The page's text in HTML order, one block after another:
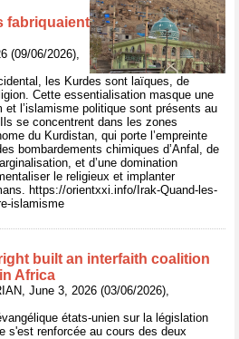
fabriquaient
(09/06/2026),
les Kurdes sont laïques, de
Cette essentialisation masque une
et l’islamisme politique sont présents au
se concentrent dans les zones
du Kurdistan, qui porte l’empreinte
bombardements chimiques d’Anfal, de
et d’une domination
le religieux et implanter
https://orientxxi.info/Irak-Quand-les-
islamisme
built an interfaith coalition
Africa
June 3, 2026 (03/06/2026),
états-unien sur la législation
s'est renforcée au cours des deux